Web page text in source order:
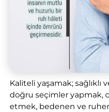
Kaliteli yaşamak;
doğru seçimler yapmak,
etmek, bedenen ve